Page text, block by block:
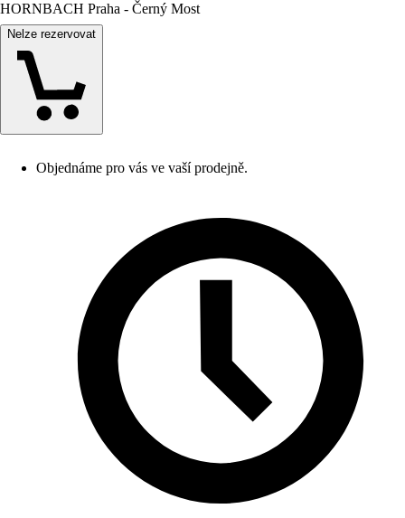
HORNBACH Praha - Černý Most
Nelze rezervovat
Objednáme pro vás ve vaší prodejně.